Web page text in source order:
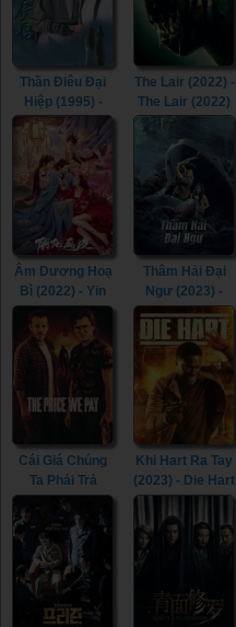
Thần Điêu Đại
Hiệp (1995) -
Return of The
Condor Heroes
(1995)
The Lair (2022) -
The Lair (2022)
Âm Dương Hoạ
Bì (2022) - Yin
Yang Painted
Skin (2022)
Thâm Hải Đại
Ngư (2023) -
Monster of The
Deep (2023)
Cái Giá Chúng
Ta Phải Trả
Price We Pay
(2023)
Khi Hart Ra Tay
(2023) - Die Hart